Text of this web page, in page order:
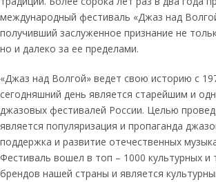
международный фестиваль «Джаз над
получивший заслуженное признание не
но и далеко за ее пределами.
«Джаз над Волгой» ведет свою историю с
сегодняшний день является старейшим и
джазовых фестивалей России. Целью
является популяризация и пропаганда
поддержка и развитие отечественных
Фестиваль вошел в топ – 1000 культурных и
брендов нашей страны и является